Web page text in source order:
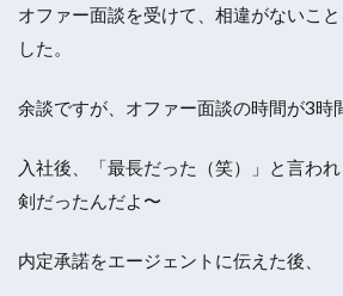
オファー面談を受けて、相違がないこ
した。
余談ですが、オファー面談の時間が3時
入社後、「最長だった（笑）」と言わ
剣だったんだよ〜
内定承諾をエージェントに伝えた後、